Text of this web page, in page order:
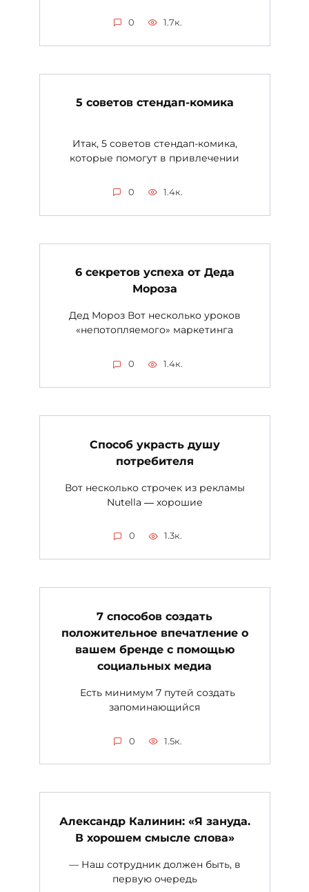
0 1.7к.
5 советов стендап-комика
Итак, 5 советов стендап-комика,
которые помогут в привлечении
0 1.4к.
6 секретов успеха от Деда
Мороза
Дед Мороз Вот несколько уроков
«непотопляемого» маркетинга
0 1.4к.
Cпособ украсть душу
потребителя
Вот несколько строчек из рекламы
Nutella ― хорошие
0 1.3к.
7 способов создать
положительное впечатление о
вашем бренде с помощью
социальных медиа
Есть минимум 7 путей создать
запоминающийся
0 1.5к.
Александр Калинин: «Я зануда.
В хорошем смысле слова»
— Наш сотрудник должен быть, в
первую очередь